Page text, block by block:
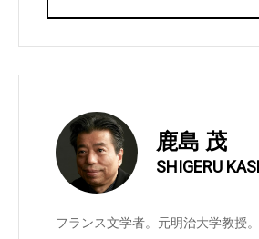
鹿島 茂
SHIGERU
フランス文学者。元明治大学教授